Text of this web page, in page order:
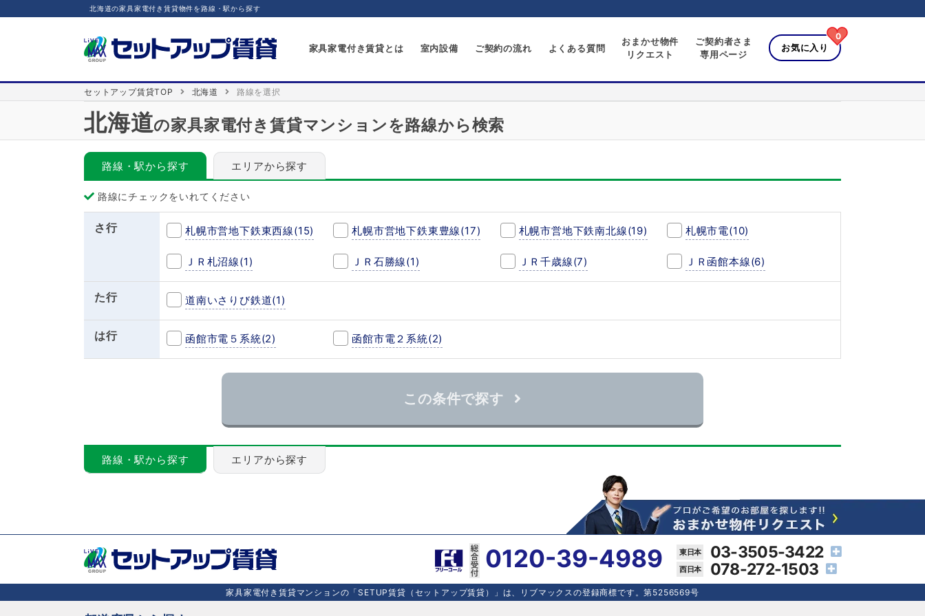
北海道の家具家電付き賃貸物件を路線・駅から探す
家具家電付き賃貸とは 室内設備 ご契約の流れ よくある質問
おまかせ物件
リクエスト
ご契約者さま
専用ページ
お気に入り
0
セットアップ賃貸TOP 北海道 路線を選択
北海道の家具家電付き賃貸マンションを路線から検索
路線・駅から探す エリアから探す
路線にチェックをいれてください
さ行 札幌市営地下鉄東西線(15) 札幌市営地下鉄東豊線(17) 札幌市営地下鉄南北線(19) 札幌市電(10)
ＪＲ札沼線(1) ＪＲ石勝線(1) ＪＲ千歳線(7) ＪＲ函館本線(6)
た行 道南いさりび鉄道(1)
は行 函館市電５系統(2) 函館市電２系統(2)
この条件で探す
路線・駅から探す エリアから探す
0120-39-4989
03-3505-3422
078-272-1503
家具家電付き賃貸マンションの「SETUP賃貸（セットアップ賃貸）」は、リブマックスの登録商標です。第5256569号